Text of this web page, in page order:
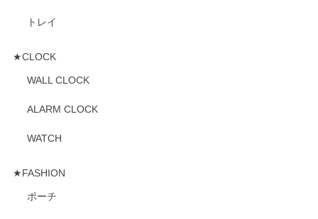
トレイ
★CLOCK
WALL CLOCK
ALARM CLOCK
WATCH
★FASHION
ポーチ